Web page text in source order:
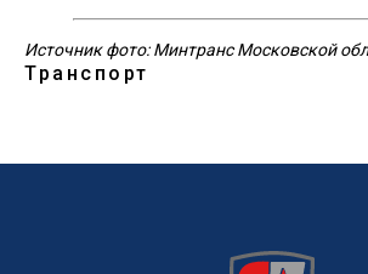
Источник фото: Минтранс Московской
Транспорт